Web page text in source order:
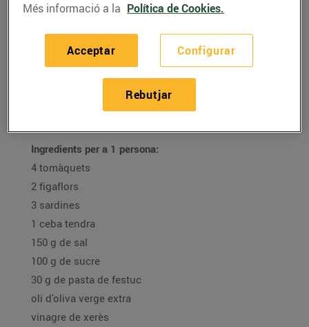
Amanida de tomàquets
de temporada, figaflors,
sardines curades i
vinagreta de festucs
Ingredients per a 1 persona:
4 tomàquets
2 figaflors
3 sardines
1 ceba tendra
150 g de sal
100 g de sucre
30 g de pasta de festuc
oli d'oliva verge extra
vinagre de xerès
Més informació a la Política de Cookies.
Configurar
Rebutjar
Acceptar